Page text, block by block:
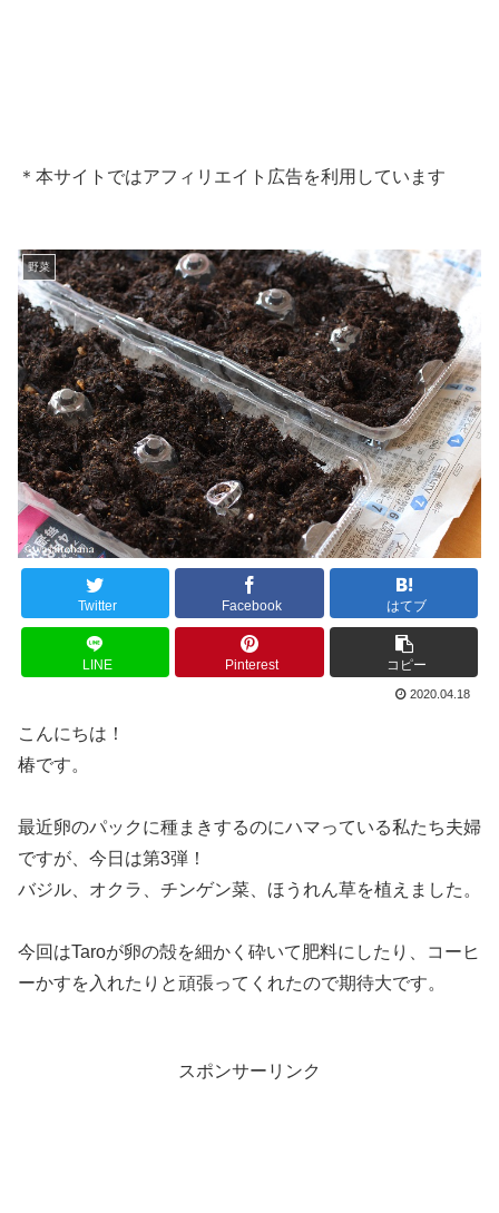
＊本サイトではアフィリエイト広告を利用しています
野菜
Twitter Facebook はてブ
LINE Pinterest コピー
2020.04.18
こんにちは！
椿です。
最近卵のパックに種まきするのにハマっている私たち夫婦
ですが、今日は第3弾！
バジル、オクラ、チンゲン菜、ほうれん草を植えました。
今回はTaroが卵の殻を細かく砕いて肥料にしたり、コーヒ
ーかすを入れたりと頑張ってくれたので期待大です。
スポンサーリンク